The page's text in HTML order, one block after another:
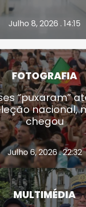
Julho 8, 2026 . 14:15
FOTOGRAFIA
“puxaram”
nacional,
chegou
Julho 6, 2026 . 22:32
MULTIMÉDIA